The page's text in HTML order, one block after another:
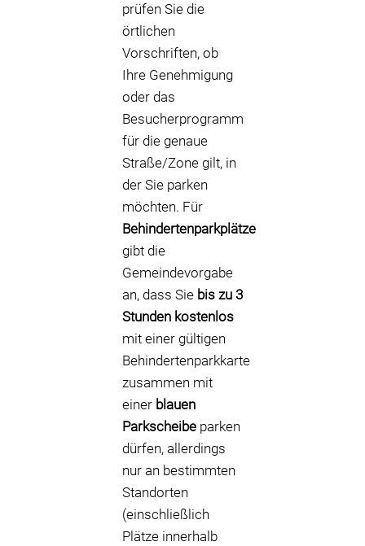
prüfen Sie die
örtlichen
Vorschriften, ob
Ihre Genehmigung
oder das
Besucherprogramm
für die genaue
Straße/Zone gilt, in
der Sie parken
möchten. Für
Behindertenparkplätze
gibt die
Gemeindevorgabe
an, dass Sie bis zu 3
Stunden kostenlos
mit einer gültigen
Behindertenparkkarte
zusammen mit
einer blauen
Parkscheibe parken
dürfen, allerdings
nur an bestimmten
Standorten
(einschließlich
Plätze innerhalb